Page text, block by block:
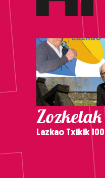
Zozketak
Lazkao Txikik